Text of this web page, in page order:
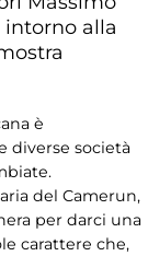
intorno alla
è
diverse società
del Camerun,
per darci una
carattere che,